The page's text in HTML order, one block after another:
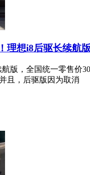
理想i8后驱长续航
版，全国统一零售价
且，后驱版因为取消